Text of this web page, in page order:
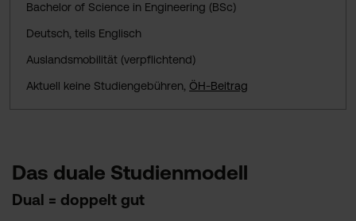
Bachelor of Science in Engineering (BSc)
Deutsch, teils Englisch
Auslandsmobilität (verpflichtend)
Aktuell keine Studiengebühren, ÖH-Beitrag
Das duale Studienmodell
Dual = doppelt gut